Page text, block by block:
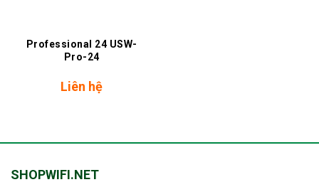
Professional 24 USW-
Pro-24
Liên hệ
SHOPWIFI.NET